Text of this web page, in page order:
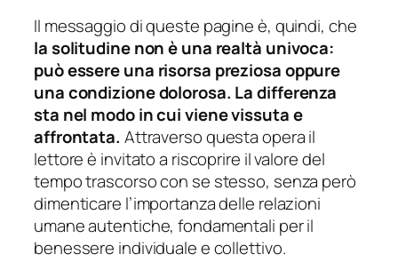
Il messaggio di queste pagine è, quindi, che
la solitudine non è una realtà univoca:
può essere una risorsa preziosa oppure
una condizione dolorosa. La differenza
sta nel modo in cui viene vissuta e
affrontata. Attraverso questa opera il
lettore è invitato a riscoprire il valore del
tempo trascorso con se stesso, senza però
dimenticare l’importanza delle relazioni
umane autentiche, fondamentali per il
benessere individuale e collettivo.